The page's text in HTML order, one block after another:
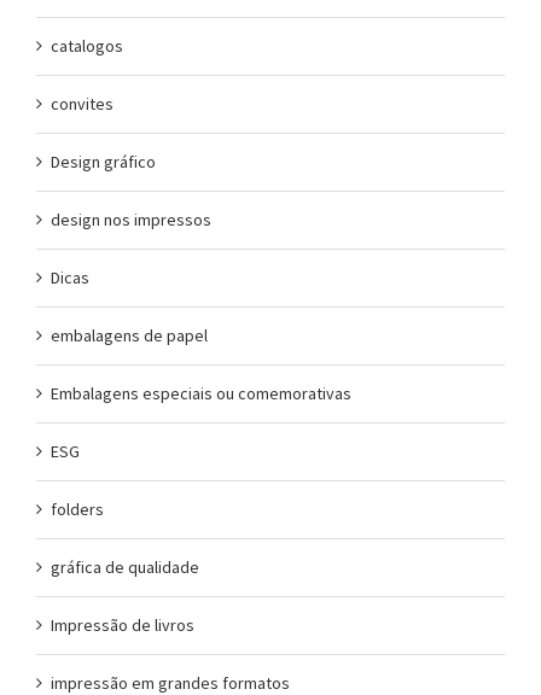
catalogos
convites
Design gráfico
design nos impressos
Dicas
embalagens de papel
Embalagens especiais ou comemorativas
ESG
folders
gráfica de qualidade
Impressão de livros
impressão em grandes formatos